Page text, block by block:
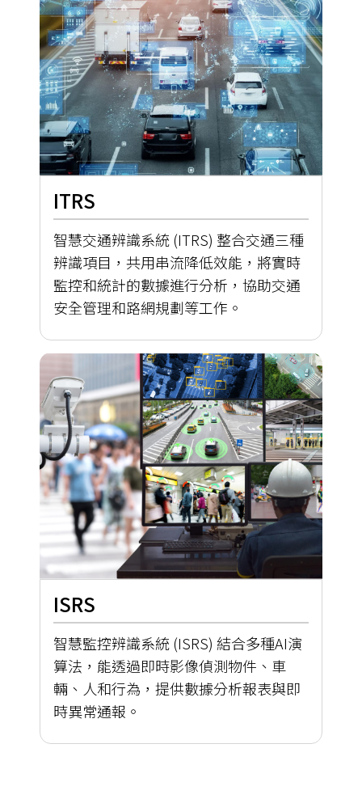
ITRS
智慧交通辨識系統 (ITRS) 整合交通三種
辨識項目，共用串流降低效能，將實時
監控和統計的數據進行分析，協助交通
安全管理和路網規劃等工作。
ISRS
智慧監控辨識系統 (ISRS) 結合多種AI演
算法，能透過即時影像偵測物件、車
輛、人和行為，提供數據分析報表與即
時異常通報。